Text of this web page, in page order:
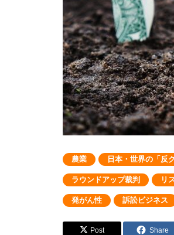
農業 日本・世界の「反
ラウンドアップ裁判 リ
発がん性 訴訟ビジネス
Post Share